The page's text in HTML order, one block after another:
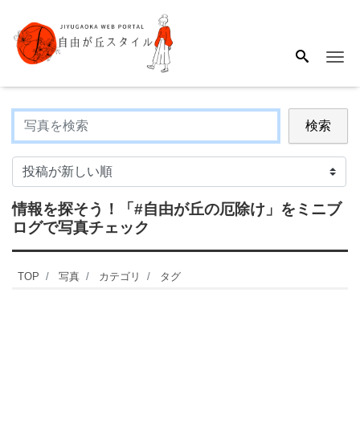
検索
情報を探そう！ 「#自由が丘の厄除け」 をミニブ
ログで写真チェック
TOP 写真 カテゴリ タグ